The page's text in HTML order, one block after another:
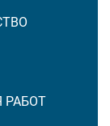
РАБОТ